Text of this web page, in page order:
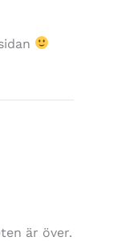
är över.